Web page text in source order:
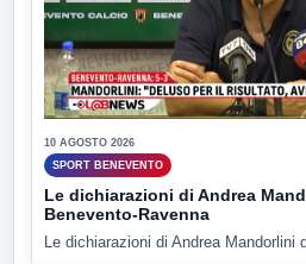
10 AGOSTO 2026
SPORT BENEVENTO
Le dichiarazioni di Andrea
Benevento-Ravenna
Le dichiarazioni di Andrea Mandorlini